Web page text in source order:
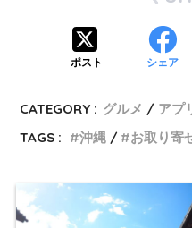
ポスト シェア
CATEGORY : グルメ
アプ
TAGS :
沖縄 お取り寄